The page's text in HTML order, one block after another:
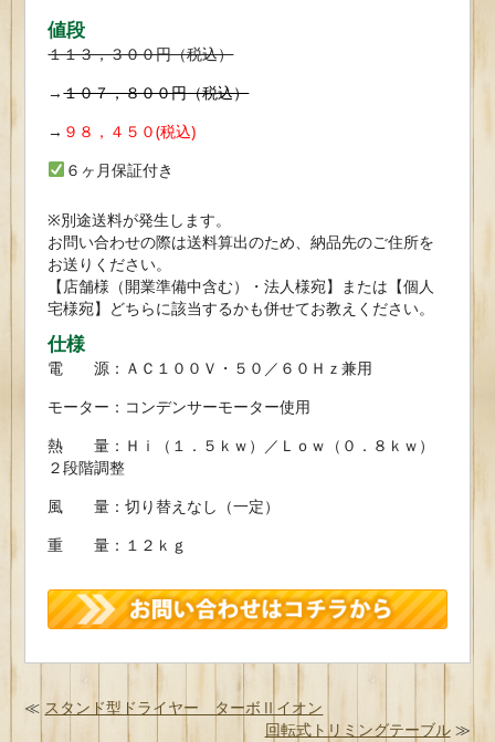
値段
１１３，３００円（税込）
→１０７，８００円（税込）
→ ９８，４５０(税込)
６ヶ月保証付き
※別途送料が発生します。
お問い合わせの際は送料算出のため、納品先のご住所を
お送りください。
【店舗様（開業準備中含む）・法人様宛】または【個人
宅様宛】どちらに該当するかも併せてお教えください。
仕様
電 源：ＡＣ１００Ｖ・５０／６０Ｈｚ兼用
モーター：コンデンサーモーター使用
熱 量：Ｈｉ（１．５ｋｗ）／Ｌｏｗ（０．８ｋｗ）
２段階調整
風 量：切り替えなし（一定）
重 量：１２ｋｇ
≪ スタンド型ドライヤー ターボⅡイオン
回転式トリミングテーブル≫